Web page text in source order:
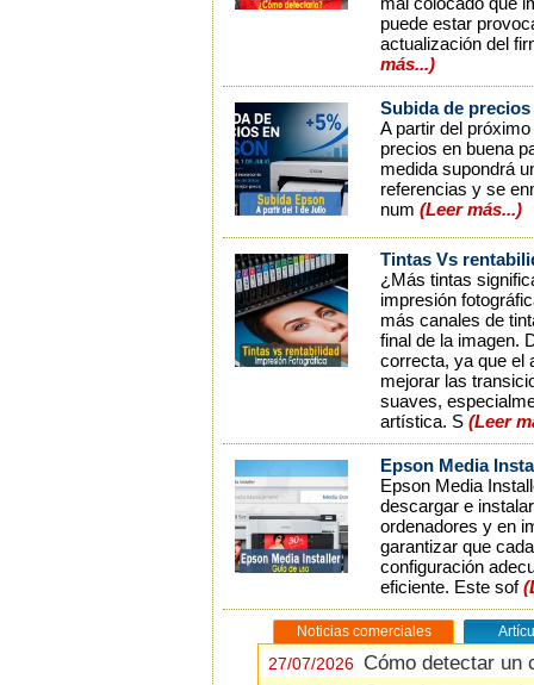
puede estar
actualización del
más...)
Subida de
A partir del
precios en buena
medida supondrá
referencias y se
num (Leer más...)
Tintas Vs
¿Más tintas
impresión
más canales de
final de la imagen.
correcta, ya que el
mejorar las
suaves,
artística. S (Leer
Epson Media
Epson Media
descargar e
ordenadores y en
garantizar que
configuración
eficiente. Este sof
Noticias comerciales
27/07/2026 Cómo detectar un
27/07/2026 Cómo detectar un